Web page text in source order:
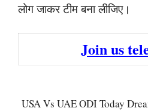
लोग जाकर टीम बना लीजिए।
Join us
USA Vs UAE ODI Today